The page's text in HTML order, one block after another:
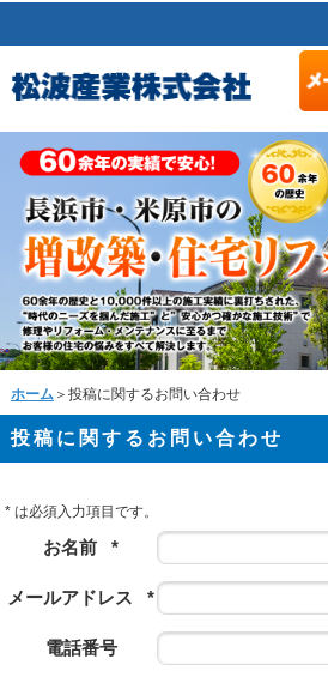
ホーム ＞投稿に関するお問い合わせ
投稿に関するお問い合わせ
* は必須入力項目です。
お名前 *
メールアドレス *
電話番号